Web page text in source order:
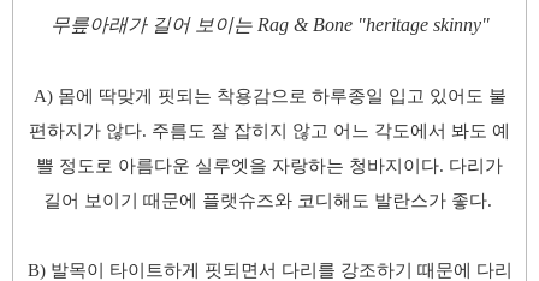
무릎아래가 길어 보이는 Rag & Bone "heritage skinny"
A) 몸에 딱맞게 핏되는 착용감으로 하루종일 입고 있어도 불
편하지가 않다. 주름도 잘 잡히지 않고 어느 각도에서 봐도 예
쁠 정도로 아름다운 실루엣을 자랑하는 청바지이다. 다리가
길어 보이기 때문에 플랫슈즈와 코디해도 발란스가 좋다.
B) 발목이 타이트하게 핏되면서 다리를 강조하기 때문에 다리